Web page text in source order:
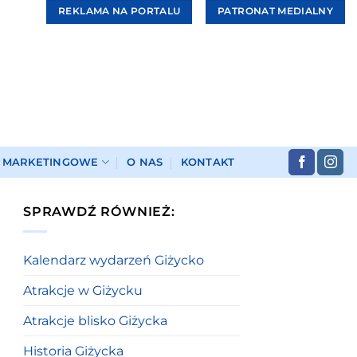
REKLAMA NA PORTALU PATRONAT MEDIALNY
MARKETINGOWE O NAS KONTAKT
SPRAWDŹ RÓWNIEŻ:
Kalendarz wydarzeń Giżycko
Atrakcje w Giżycku
Atrakcje blisko Giżycka
Historia Giżycka